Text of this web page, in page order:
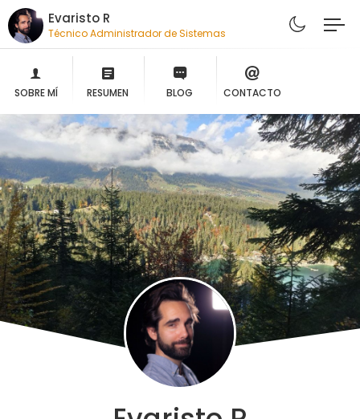
Evaristo R
Técnico Administrador de Sistemas
SOBRE MÍ RESUMEN BLOG CONTACTO